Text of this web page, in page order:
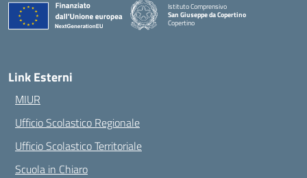
Istituto Comprensivo
San Giuseppe da Copertino
Copertino
— Visita la pagina iniziale della scuola
Link Esterni
MIUR
Ufficio Scolastico Regionale
Ufficio Scolastico Territoriale
Scuola in Chiaro